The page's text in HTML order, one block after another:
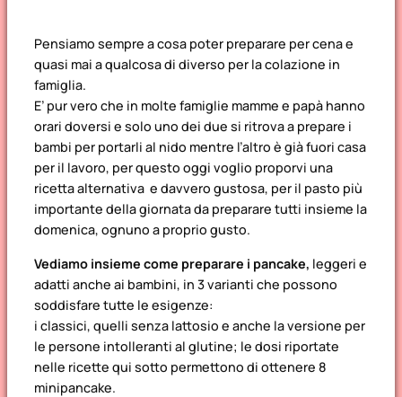
Pensiamo sempre a cosa poter preparare per cena e
quasi mai a qualcosa di diverso per la colazione in
famiglia.
E’ pur vero che in molte famiglie mamme e papà hanno
orari doversi e solo uno dei due si ritrova a prepare i
bambi per portarli al nido mentre l’altro è già fuori casa
per il lavoro, per questo oggi voglio proporvi una
ricetta alternativa e davvero gustosa, per il pasto più
importante della giornata da preparare tutti insieme la
domenica, ognuno a proprio gusto.
Vediamo insieme come preparare i pancake, leggeri e
adatti anche ai bambini, in 3 varianti che possono
soddisfare tutte le esigenze:
i classici, quelli senza lattosio e anche la versione per
le persone intolleranti al glutine; le dosi riportate
nelle ricette qui sotto permettono di ottenere 8
minipancake.